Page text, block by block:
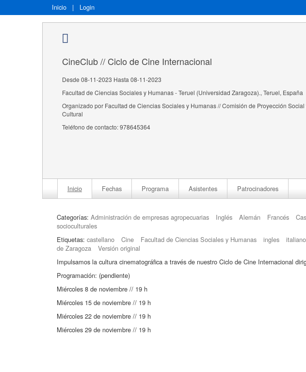
Inicio | Login
CineClub // Ciclo de Cine Internacional
Desde 08-11-2023 Hasta 08-11-2023
Facultad de Ciencias Sociales y Humanas - Teruel (Universidad Zaragoza)., Teruel, España
Organizado por Facultad de Ciencias Sociales y Humanas // Comisión de Proyección Social
Cultural
Teléfono de contacto: 978645364
Inicio Fechas Programa Asistentes Patrocinadores
Categorías: Administración de empresas agropecuarias Inglés Alemán Francés
socioculturales
Etiquetas: castellano Cine Facultad de Ciencias Sociales y Humanas ingles italiano
de Zaragoza
Versión original
Impulsamos la cultura cinematográfica a través de nuestro Ciclo de Cine Internacional
Programación: (pendiente)
Miércoles 8 de noviembre // 19 h
Miércoles 15 de noviembre // 19 h
Miércoles 22 de noviembre // 19 h
Miércoles 29 de noviembre // 19 h